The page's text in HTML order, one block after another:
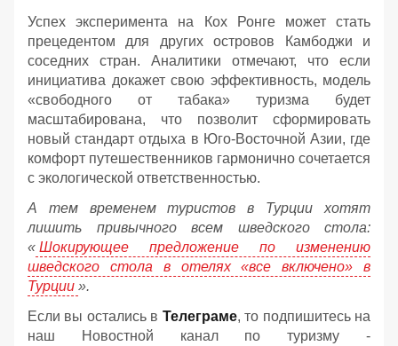
Успех эксперимента на Кох Ронге может стать
прецедентом для других островов Камбоджи и
соседних стран. Аналитики отмечают, что если
инициатива докажет свою эффективность, модель
«свободного от табака» туризма будет
масштабирована, что позволит сформировать
новый стандарт отдыха в Юго-Восточной Азии, где
комфорт путешественников гармонично сочетается
с экологической ответственностью.
А тем временем туристов в Турции хотят
лишить привычного всем шведского стола:
« Шокирующее предложение по изменению
шведского стола в отелях «все включено» в
Турции ».
Если вы остались в Телеграме, то подпишитесь на
наш Новостной канал по туризму -